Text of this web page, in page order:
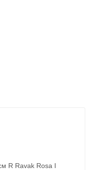
R Ravak Rosa I